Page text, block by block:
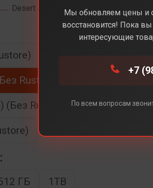
Desert (Пустынный) (Без Rustore)
Rustore)
Rustore)
ГБ 1TB
Мы обновляем цены и
восстановится! Пока
интересующие
+7
По всем вопросам